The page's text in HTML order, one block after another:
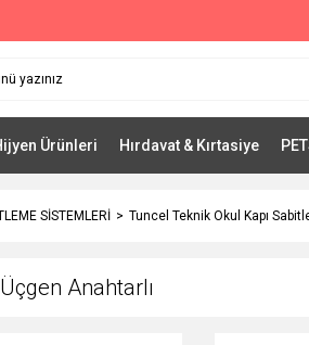
Ürünleri Hırdavat & Kırtasiye
SİSTEMLERİ Tuncel Teknik Okul Kapı
Anahtarlı